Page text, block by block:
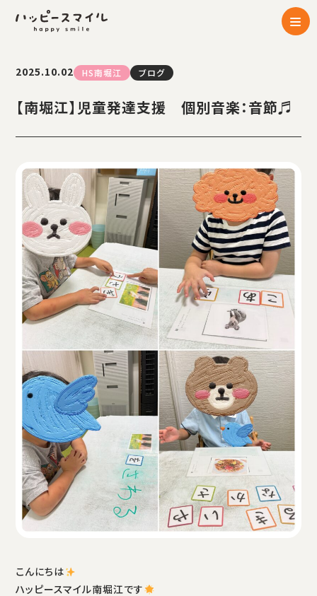
2025.10.02 HS南堀江 ブログ
【南堀江】児童発達支援 個別音楽：音節♬
こんにちは
ハッピースマイル南堀江です